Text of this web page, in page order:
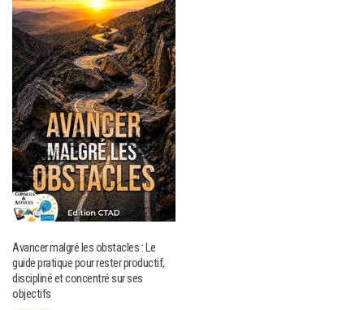
Avancer malgré les obstacles : Le
guide pratique pour rester productif,
discipliné et concentré sur ses
objectifs